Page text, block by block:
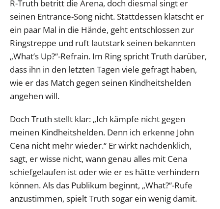
R-Truth betritt die Arena, doch diesmal singt er
seinen Entrance-Song nicht. Stattdessen klatscht er
ein paar Mal in die Hände, geht entschlossen zur
Ringstreppe und ruft lautstark seinen bekannten
„What’s Up?“-Refrain. Im Ring spricht Truth darüber,
dass ihn in den letzten Tagen viele gefragt haben,
wie er das Match gegen seinen Kindheitshelden
angehen will.
Doch Truth stellt klar: „Ich kämpfe nicht gegen
meinen Kindheitshelden. Denn ich erkenne John
Cena nicht mehr wieder.“ Er wirkt nachdenklich,
sagt, er wisse nicht, wann genau alles mit Cena
schiefgelaufen ist oder wie er es hätte verhindern
können. Als das Publikum beginnt, „What?“-Rufe
anzustimmen, spielt Truth sogar ein wenig damit.